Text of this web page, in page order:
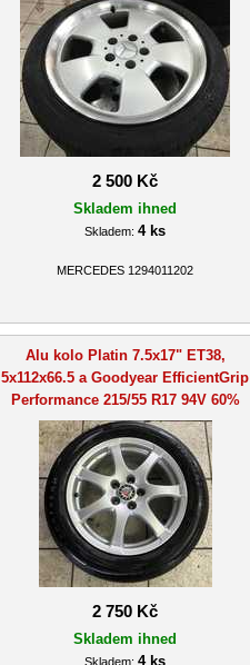
2 500 Kč
Skladem ihned
Skladem: 4 ks
MERCEDES 1294011202
Alu kolo Platin 7.5x17" ET38,
5x112x66.5 a Goodyear EfficientGrip
Performance 215/55 R17 94V 60%
2 750 Kč
Skladem ihned
Skladem: 4 ks